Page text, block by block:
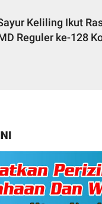
Keliling Ikut
Reguler ke-128